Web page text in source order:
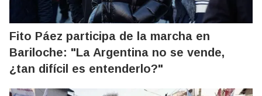
Fito Páez participa de la marcha en
Bariloche: "La Argentina no se vende,
¿tan difícil es entenderlo?"